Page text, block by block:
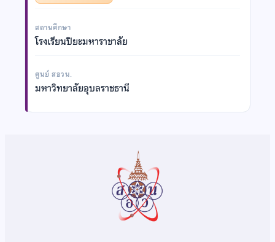
สถานศึกษา
โรงเรียนปิยะมหาราชาลัย
ศูนย์ สอวน.
มหาวิทยาลัยอุบลราชธานี